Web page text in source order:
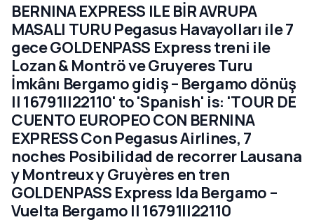
BERNINA EXPRESS ILE BİR AVRUPA
MASALI TURU Pegasus Havayolları ile 7
gece GOLDENPASS Express treni ile
Lozan & Montrö ve Gruyeres Turu
İmkânı Bergamo gidiş – Bergamo dönüş
|| 16791||22110' to 'Spanish' is: 'TOUR DE
CUENTO EUROPEO CON BERNINA
EXPRESS Con Pegasus Airlines, 7
noches Posibilidad de recorrer Lausana
y Montreux y Gruyères en tren
GOLDENPASS Express Ida Bergamo –
Vuelta Bergamo || 16791||22110